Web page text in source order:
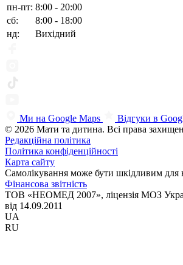
пн-пт: 8:00 - 20:00
сб:
8:00 - 18:00
нд:
Вихідний
Ми на Google Maps
Відгуки в
© 2026 Мати та дитина. Всі права
Редакційна політика
Політика конфіденційності
Карта сайту
Самолікування може бути шкідливим для
Фінансова звітність
ТОВ «НЕОМЕД 2007», ліцензія МОЗ
від 14.09.2011
UA
RU